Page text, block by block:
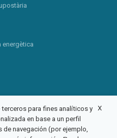
energètica
X
para fines analíticos y
en base a un perfil
navegación (por ejemplo,